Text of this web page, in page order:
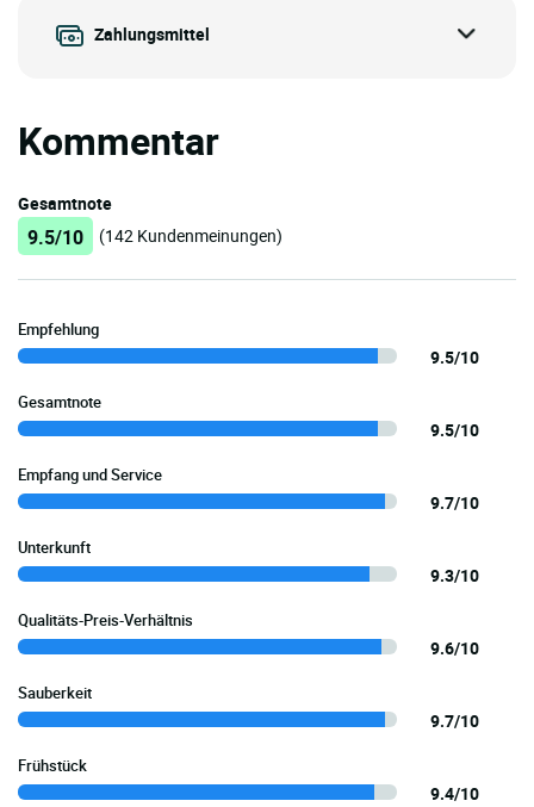
Zahlungsmittel
Kommentar
Gesamtnote
9.5/10 (142 Kundenmeinungen)
Empfehlung
9.5/10
Gesamtnote
9.5/10
Empfang und Service
9.7/10
Unterkunft
9.3/10
Qualitäts-Preis-Verhältnis
9.6/10
Sauberkeit
9.7/10
Frühstück
9.4/10